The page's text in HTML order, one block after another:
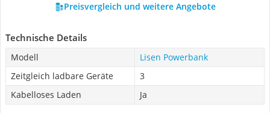
Preisvergleich und weitere Angebote
Technische Details
Modell
Lisen Powerbank
Zeitgleich ladbare Geräte
3
Kabelloses Laden
Ja